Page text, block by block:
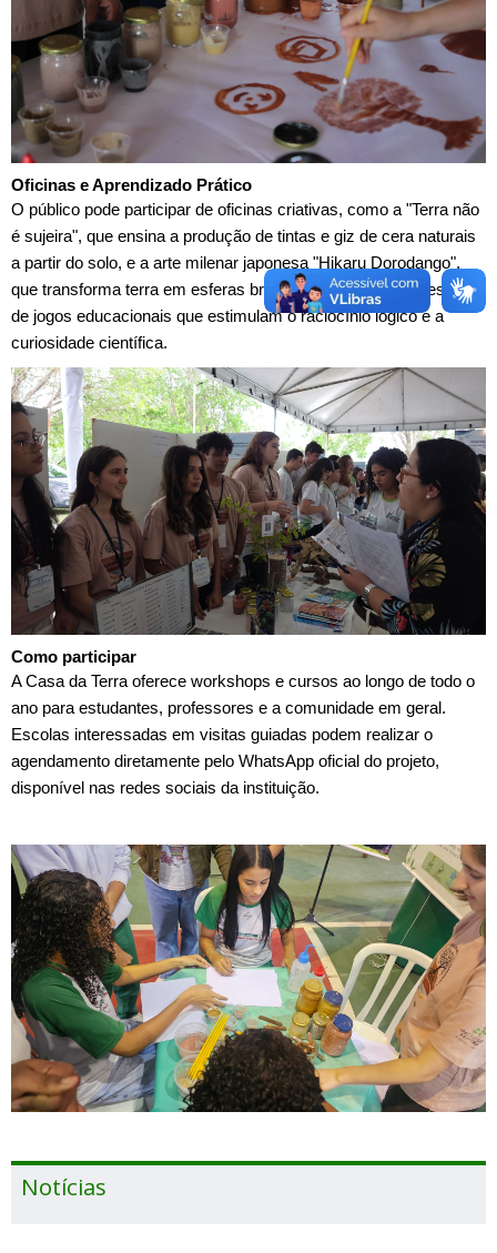
Oficinas e Aprendizado Prático
O público pode participar de oficinas criativas, como a "Terra não
é sujeira", que ensina a produção de tintas e giz de cera naturais
a partir do solo, e a arte milenar japonesa "Hikaru Dorodango",
que transforma terra em esferas brilhantes. Há também sessões
de jogos educacionais que estimulam o raciocínio lógico e a
curiosidade científica.
Como participar
A Casa da Terra oferece workshops e cursos ao longo de todo o
ano para estudantes, professores e a comunidade em geral.
Escolas interessadas em visitas guiadas podem realizar o
agendamento diretamente pelo WhatsApp oficial do projeto,
disponível nas redes sociais da instituição.
Notícias